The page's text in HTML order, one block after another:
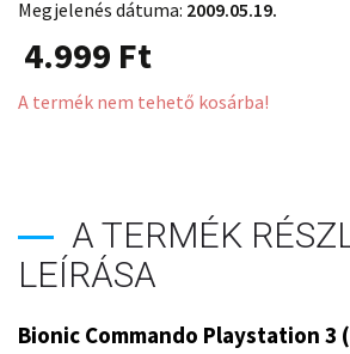
Megjelenés dátuma: 2009.05.19.
4.999 Ft
A termék nem tehető kosárba!
A TERMÉK
LEÍRÁSA
Bionic Commando Playstation 3